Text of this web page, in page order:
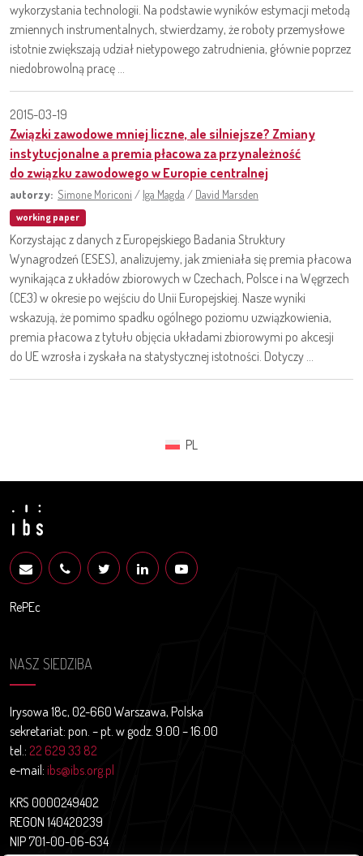
wykorzystania technologii. Na podstawie wyników estymacji metodą
zmiennych instrumentalnych, stwierdzamy, że roboty przemysłowe
istotnie zwiększają udział nietypowego zatrudnienia, głównie poprzez
niedobrowolną pracę ...
2015-03-19
Związki zawodowe mniej liczne, ale silniejsze? Zmiany
instytucjonalne a premia płacowa za przynależność
do związku zawodowego w Europie centralnej
autorzy: Simone Moriconi / Iga Magda / David Marsden
working paper
Korzystając z danych z Europejskiego Badania Struktury
Wynagrodzeń (ESES), analizujemy, jak zmieniała się premia płacowa
wynikająca z układów zbiorowych w Czechach, Polsce i na Węgrzech
(CE3) w okresie po wejściu do Unii Europejskiej. Nasze wyniki
wskazują, że pomimo spadku ogólnego poziomu uzwiązkowienia,
premia płacowa z tytułu objęcia układami zbiorowymi po akcesji
do UE wzrosła i zyskała na statystycznej istotności. Dotyczy ...
PL
RePEc
NASZ SIEDZIBA
Irysowa 18c, 02-660 Warszawa, Polska
sekretariat: pon. – pt. w godz. 9.00 – 16.00
tel.: 22 629 33 82
e-mail: ibs@ibs.org.pl
KRS 0000249402
REGON 140420239
NIP 701-00-06-634